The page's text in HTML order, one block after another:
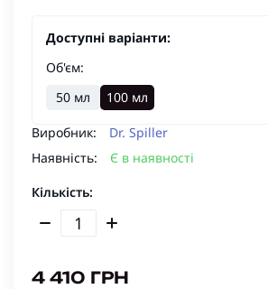
Виробник:
Dr. Spiller
Наявність:
Є в наявності
4 410 ГРН
Кількість:
Доступні варіанти:
Об'єм:
50 мл
100 мл